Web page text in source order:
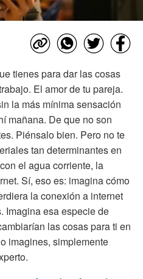
tienes para dar las cosas
El amor de tu pareja.
la más mínima sensación
mañana. De que no son
Piénsalo bien. Pero no te
tan determinantes en
el agua corriente, la
Sí, eso es: imagina cómo
la conexión a internet
Imagina esa especie de
las cosas para ti en
imagines, simplemente